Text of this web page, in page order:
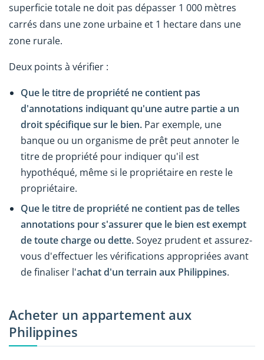
superficie totale ne doit pas dépasser 1 000 mètres
carrés dans une zone urbaine et 1 hectare dans une
zone rurale.
Deux points à vérifier :
Que le titre de propriété ne contient pas
d'annotations indiquant qu'une autre partie a un
droit spécifique sur le bien. Par exemple, une
banque ou un organisme de prêt peut annoter le
titre de propriété pour indiquer qu'il est
hypothéqué, même si le propriétaire en reste le
propriétaire.
Que le titre de propriété ne contient pas de telles
annotations pour s'assurer que le bien est exempt
de toute charge ou dette.Soyez prudent et assurez-
vous d'effectuer les vérifications appropriées avant
de finaliser l'achat d'un terrain aux Philippines.
Acheter un appartement aux
Philippines